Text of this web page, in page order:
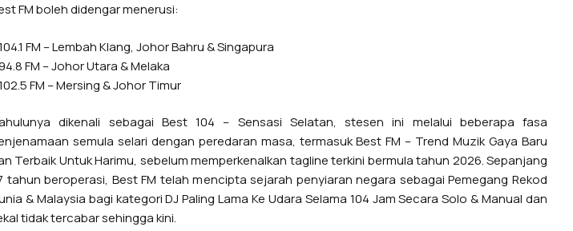
FM boleh didengar menerusi:
FM – Lembah Klang, Johor Bahru & Singapura
FM – Johor Utara & Melaka
FM – Mersing & Johor Timur
dikenali sebagai Best 104 – Sensasi Selatan, stesen ini melalui beberapa fasa
semula selari dengan peredaran masa, termasuk Best FM – Trend Muzik Gaya Baru
Terbaik Untuk Harimu, sebelum memperkenalkan tagline terkini bermula tahun 2026. Sepanjang
tahun beroperasi, Best FM telah mencipta sejarah penyiaran negara sebagai Pemegang Rekod
& Malaysia bagi kategori DJ Paling Lama Ke Udara Selama 104 Jam Secara Solo & Manual dan
tidak tercabar sehingga kini.